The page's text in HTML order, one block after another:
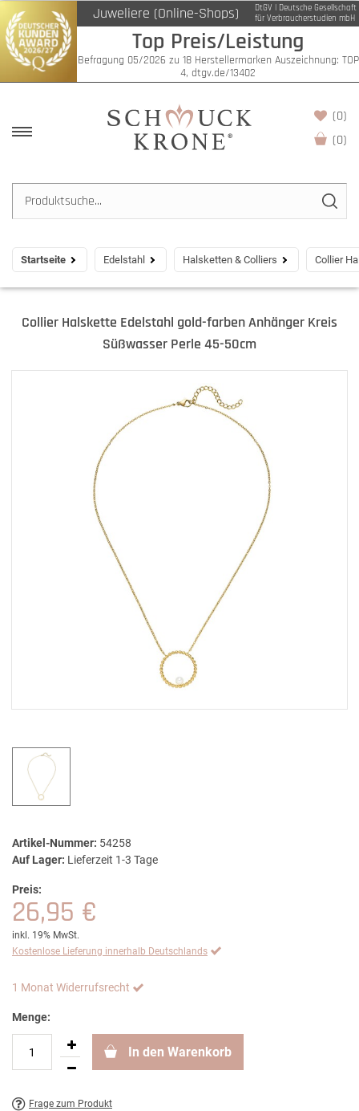
Juweliere (Online-Shops)
DtGV | Deutsche Gesellschaft
für Verbraucherstudien mbH
Top Preis/Leistung
Befragung 05/2026 zu 18 Herstellermarken Auszeichnung: TOP
4, dtgv.de/13402
(0)
(0)
Startseite Edelstahl Halsketten & Colliers Collier
Collier Halskette Edelstahl gold-farben Anhänger Kreis
Süßwasser Perle 45-50cm
Artikel-Nummer: 54258
Auf Lager: Lieferzeit 1-3 Tage
Preis:
26,95 €
inkl. 19% MwSt.
Kostenlose Lieferung innerhalb Deutschlands
1 Monat Widerrufsrecht
Menge:
In den Warenkorb
Frage zum Produkt